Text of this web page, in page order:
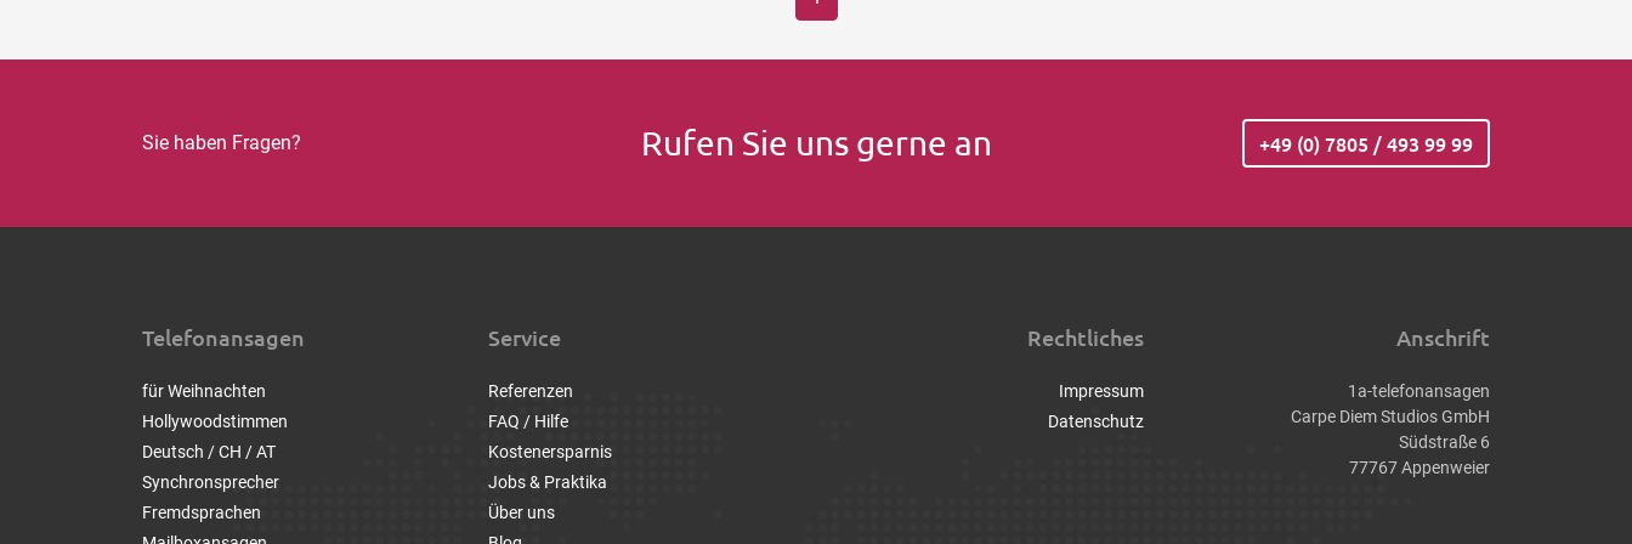
Sie haben Fragen? Rufen Sie uns gerne an +49 (0) 7805 / 493 99 99
Telefonansagen
für Weihnachten
Hollywoodstimmen
Deutsch / CH / AT
Synchronsprecher
Fremdsprachen
Service
Referenzen
FAQ / Hilfe
Kostenersparnis
Jobs & Praktika
Über uns
Rechtliches
Impressum
Datenschutz
Anschrift
1a-telefonansagen
Carpe Diem Studios GmbH
Südstraße 6
77767 Appenweier